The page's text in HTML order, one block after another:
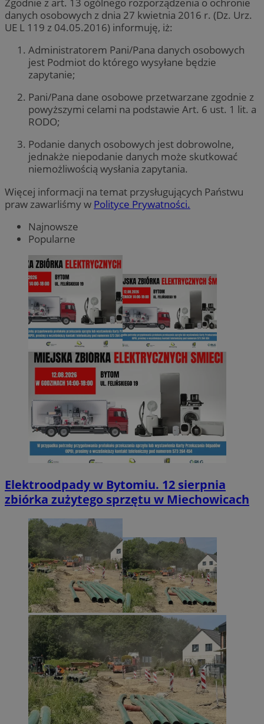
danych osobowych z dnia 27 kwietnia 2016 r. (Dz. Urz.
UE L 119 z 04.05.2016) informuję, iż:
Administratorem Pani/Pana danych osobowych
jest Podmiot do którego wysyłane będzie
zapytanie;
Pani/Pana dane osobowe przetwarzane zgodnie z
powyższymi celami na podstawie Art. 6 ust. 1 lit. a
RODO;
Podanie danych osobowych jest dobrowolne,
jednakże niepodanie danych może skutkować
niemożliwością wysłania zapytania.
Więcej informacji na temat przysługujących Państwu
praw zawarliśmy w Polityce Prywatności.
Najnowsze
Popularne
Elektroodpady w Bytomiu. 12 sierpnia
zbiórka zużytego sprzętu w Miechowicach